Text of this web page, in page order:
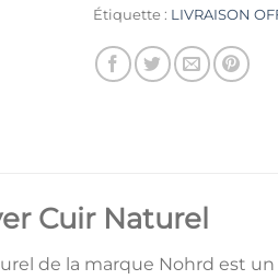
Étiquette : LIVRAISON
Cuir Naturel
de la marque Nohrd est